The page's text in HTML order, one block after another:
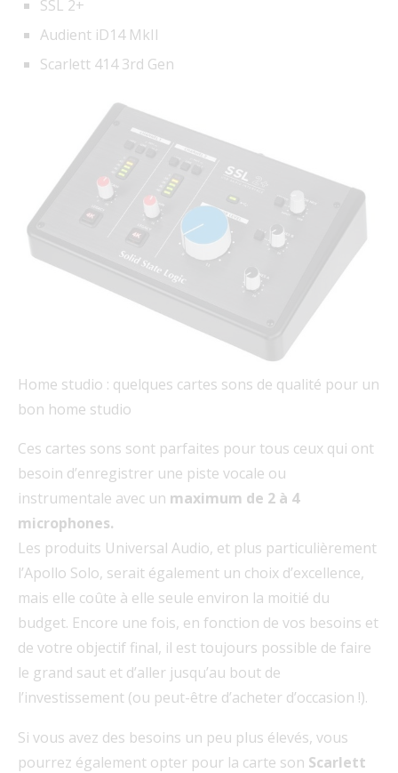
SSL 2+
Audient iD14 MkII
Scarlett 414 3rd Gen
Home studio : quelques cartes sons de qualité pour un
bon home studio
Ces cartes sons sont parfaites pour tous ceux qui ont
besoin d’enregistrer une piste vocale ou
instrumentale avec un maximum de 2 à 4
microphones.
Les produits Universal Audio, et plus particulièrement
l’Apollo Solo, serait également un choix d’excellence,
mais elle coûte à elle seule environ la moitié du
budget. Encore une fois, en fonction de vos besoins et
de votre objectif final, il est toujours possible de faire
le grand saut et d’aller jusqu’au bout de
l’investissement (ou peut-être d’acheter d’occasion !).
Si vous avez des besoins un peu plus élevés, vous
pourrez également opter pour la carte son Scarlett